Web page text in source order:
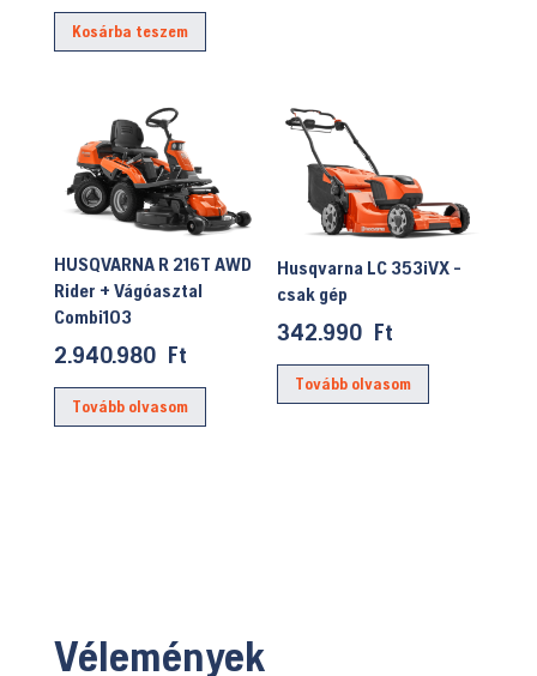
Kosárba teszem
HUSQVARNA R 216T AWD
Rider + Vágóasztal
Combi103
2.940.980 Ft
Tovább olvasom
Husqvarna LC 353iVX -
csak gép
342.990 Ft
Tovább olvasom
Vélemények